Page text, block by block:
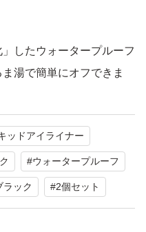
したウォータープルーフ
湯で簡単にオフできま
ッドアイライナー
#ウォータープルーフ
ラック #2個セット